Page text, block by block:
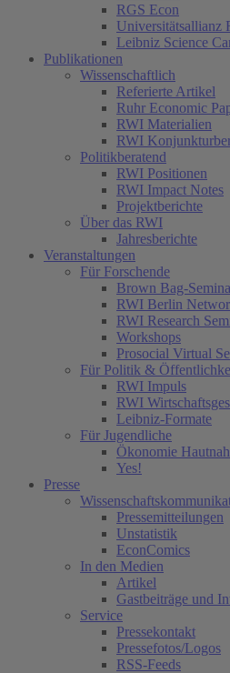
RGS Econ
Universitätsallianz
Leibniz Science
Publikationen
Wissenschaftlich
Referierte Artikel
Ruhr Economic
RWI Materialien
RWI
Politikberatend
RWI Positionen
RWI Impact Notes
Projektberichte
Über das RWI
Jahresberichte
Veranstaltungen
Für Forschende
Brown Bag-
RWI Berlin
RWI Research
Workshops
Prosocial Virtual
Für Politik &
RWI Impuls
RWI
Leibniz-Formate
Für Jugendliche
Ökonomie Hautnah
Yes!
Presse
Pressemitteilungen
Unstatistik
EconComics
In den Medien
Artikel
Gastbeiträge und
Service
Pressekontakt
Pressefotos/Logos
RSS-Feeds